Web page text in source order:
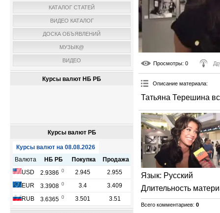
КАТАЛОГ СТАТЕЙ
ВИДЕО КАТАЛОГ
ДОСКА ОБЪЯВЛЕНИЙ
МУЗЫК@
ВИДЕО
Курсы валют НБ РБ
Курсы валют РБ
Просмотры: 0
Описание материала:
Татьяна Терешина
Язык: Русский
Длительность
Всего комментариев: 0